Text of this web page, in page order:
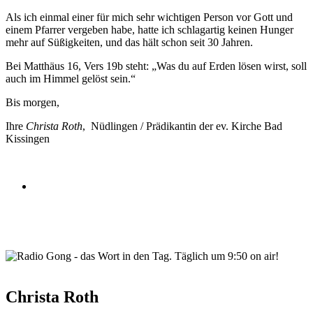
Als ich einmal einer für mich sehr wichtigen Person vor Gott und
einem Pfarrer vergeben habe, hatte ich schlagartig keinen Hunger
mehr auf Süßigkeiten, und das hält schon seit 30 Jahren.
Bei Matthäus 16, Vers 19b steht: „Was du auf Erden lösen wirst, soll
auch im Himmel gelöst sein.“
Bis morgen,
Ihre Christa Roth, Nüdlingen / Prädikantin der ev. Kirche Bad
Kissingen
Christa Roth